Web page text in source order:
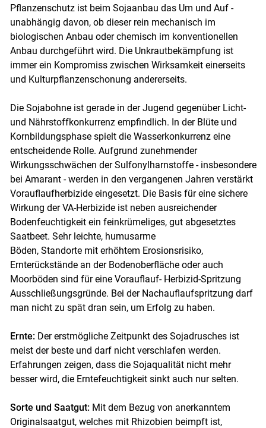
Pflanzenschutz ist beim Sojaanbau das Um und Auf -
unabhängig davon, ob dieser rein mechanisch im
biologischen Anbau oder chemisch im konventionellen
Anbau durchgeführt wird. Die Unkrautbekämpfung ist
immer ein Kompromiss zwischen Wirksamkeit einerseits
und Kulturpflanzenschonung andererseits.
Die Sojabohne ist gerade in der Jugend gegenüber Licht-
und Nährstoffkonkurrenz empfindlich. In der Blüte und
Kornbildungsphase spielt die Wasserkonkurrenz eine
entscheidende Rolle. Aufgrund zunehmender
Wirkungsschwächen der Sulfonylharnstoffe - insbesondere
bei Amarant - werden in den vergangenen Jahren verstärkt
Vorauflaufherbizide eingesetzt. Die Basis für eine sichere
Wirkung der VA-Herbizide ist neben ausreichender
Bodenfeuchtigkeit ein feinkrümeliges, gut abgesetztes
Saatbeet. Sehr leichte, humusarme
Böden, Standorte mit erhöhtem Erosionsrisiko,
Ernterückstände an der Bodenoberfläche oder auch
Moorböden sind für eine Vorauflauf- Herbizid-Spritzung
Ausschließungsgründe. Bei der Nachauflaufspritzung darf
man nicht zu spät dran sein, um Erfolg zu haben.
Ernte:Der erstmögliche Zeitpunkt des Sojadrusches ist
meist der beste und darf nicht verschlafen werden.
Erfahrungen zeigen, dass die Sojaqualität nicht mehr
besser wird, die Erntefeuchtigkeit sinkt auch nur selten.
Sorte und Saatgut: Mit dem Bezug von anerkanntem
Originalsaatgut, welches mit Rhizobien beimpft ist,